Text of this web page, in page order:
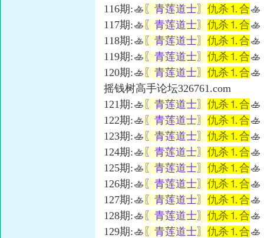
116期:🚣 〖青莲道士〗 仇杀⒈合🚣
117期:🚣 〖青莲道士〗 仇杀⒈合🚣
118期:🚣 〖青莲道士〗 仇杀⒈合🚣
119期:🚣 〖青莲道士〗 仇杀⒈合🚣
120期:🚣 〖青莲道士〗 仇杀⒈合🚣
摇钱树高手论坛326761.com
121期:🚣 〖青莲道士〗 仇杀⒈合🚣
122期:🚣 〖青莲道士〗 仇杀⒈合🚣
123期:🚣 〖青莲道士〗 仇杀⒈合🚣
124期:🚣 〖青莲道士〗 仇杀⒈合🚣
125期:🚣 〖青莲道士〗 仇杀⒈合🚣
126期:🚣 〖青莲道士〗 仇杀⒈合🚣
127期:🚣 〖青莲道士〗 仇杀⒈合🚣
128期:🚣 〖青莲道士〗 仇杀⒈合🚣
129期:🚣 〖青莲道士〗 仇杀⒈合🚣